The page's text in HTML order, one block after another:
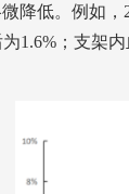
降低。例如
1.6%；支架